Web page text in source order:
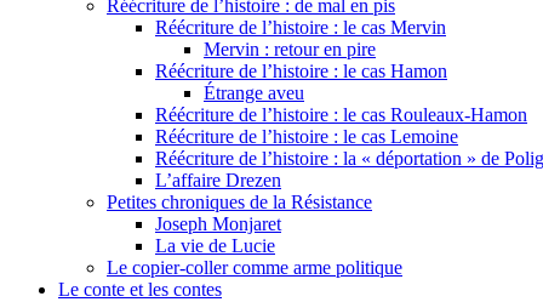
Réécriture de l’histoire : de mal en pis
Réécriture de l’histoire : le cas Mervin
Mervin : retour en pire
Réécriture de l’histoire : le cas Hamon
Étrange aveu
Réécriture de l’histoire : le cas Rouleaux-Hamon
Réécriture de l’histoire : le cas Lemoine
Réécriture de l’histoire : la « déportation » de
L’affaire Drezen
Petites chroniques de la Résistance
Joseph Monjaret
La vie de Lucie
Le copier-coller comme arme politique
Le conte et les contes